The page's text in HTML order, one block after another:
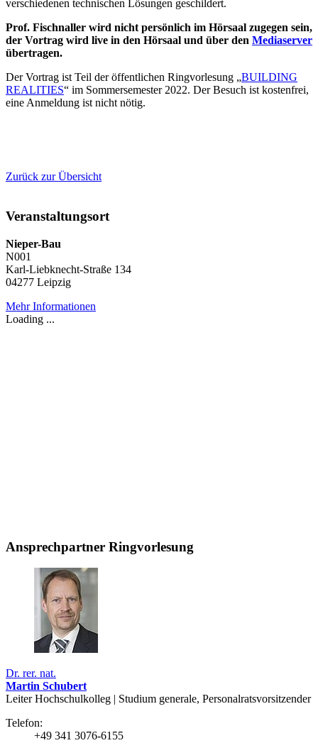
verschiedenen technischen Lösungen geschildert.
Prof. Fischnaller wird nicht persönlich im Hörsaal zugegen sein,
der Vortrag wird live in den Hörsaal und über den Mediaserver
übertragen.
Der Vortrag ist Teil der öffentlichen Ringvorlesung „BUILDING
REALITIES“ im Sommersemester 2022. Der Besuch ist kostenfrei,
eine Anmeldung ist nicht nötig.
Zurück zur Übersicht
Veranstaltungsort
Nieper-Bau
N001
Karl-Liebknecht-Straße 134
04277 Leipzig
Mehr Informationen
Loading ...
Ansprechpartner Ringvorlesung
Dr. rer. nat.
Martin Schubert
Leiter Hochschulkolleg | Studium generale, Personalratsvorsitzender
Telefon:
+49 341 3076-6155